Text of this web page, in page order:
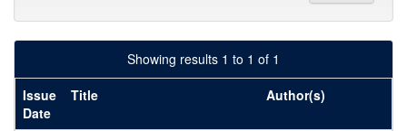
Showing results 1 to 1 of 1
Issue
Date
Title Author(s)